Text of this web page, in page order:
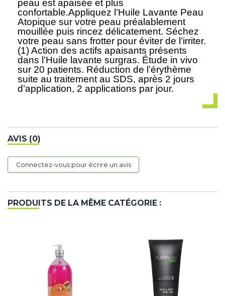
peau est apaisée et plus
confortable.Appliquez l’Huile Lavante Peau
Atopique sur votre peau préalablement
mouillée puis rincez délicatement. Séchez
votre peau sans frotter pour éviter de l’irriter.
(1) Action des actifs apaisants présents
dans l’Huile lavante surgras. Étude in vivo
sur 20 patients. Réduction de l’érythème
suite au traitement au SDS, après 2 jours
d’application, 2 applications par jour.
AVIS (0)
Connectez-vous pour écrire un avis
PRODUITS DE LA MÊME CATÉGORIE :